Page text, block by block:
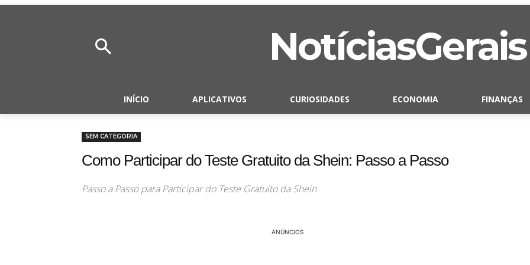
NotíciasGerais
INÍCIO APLICATIVOS CURIOSIDADES ECONOMIA FINANÇAS
SEM CATEGORIA
Como Participar do Teste Gratuito da Shein: Passo a Passo
Passo a Passo para Participar do Teste Gratuito da Shein
ANÚNCIOS